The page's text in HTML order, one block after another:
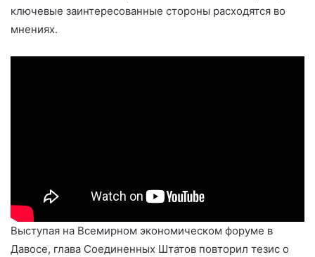
ключевые заинтересованные стороны расходятся во
мнениях.
Выступая на Всемирном экономическом форуме в
Давосе, глава Соединенных Штатов повторил тезис о